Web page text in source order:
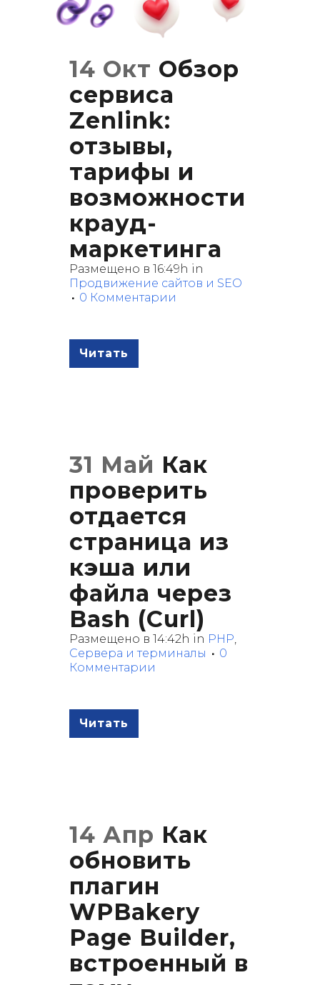
14 Окт Обзор
сервиса
Zenlink:
отзывы,
тарифы и
возможности
крауд-
маркетинга
Размещено в 16:49h in
Продвижение сайтов и SEO
0 Комментарии
Читать
31 Май Как
проверить
отдается
страница из
кэша или
файла через
Bash (Curl)
Размещено в 14:42h in PHP
Сервера и терминалы
0
Комментарии
Читать
14 Апр Как
обновить
плагин
WPBakery
Page Builder,
встроенный в